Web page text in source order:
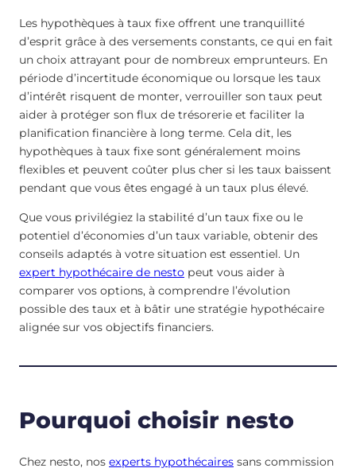
Les hypothèques à taux fixe offrent une tranquillité
d’esprit grâce à des versements constants, ce qui en fait
un choix attrayant pour de nombreux emprunteurs. En
période d’incertitude économique ou lorsque les taux
d’intérêt risquent de monter, verrouiller son taux peut
aider à protéger son flux de trésorerie et faciliter la
planification financière à long terme. Cela dit, les
hypothèques à taux fixe sont généralement moins
flexibles et peuvent coûter plus cher si les taux baissent
pendant que vous êtes engagé à un taux plus élevé.
Que vous privilégiez la stabilité d’un taux fixe ou le
potentiel d’économies d’un taux variable, obtenir des
conseils adaptés à votre situation est essentiel. Un
expert hypothécaire de nesto peut vous aider à
comparer vos options, à comprendre l’évolution
possible des taux et à bâtir une stratégie hypothécaire
alignée sur vos objectifs financiers.
Pourquoi choisir nesto
Chez nesto, nos experts hypothécaires sans commission